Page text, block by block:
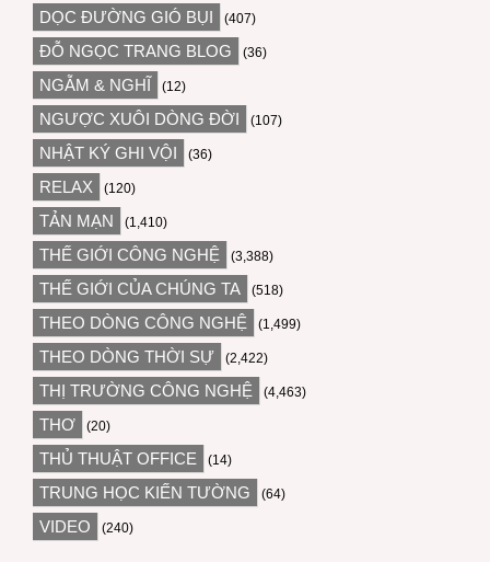
DỌC ĐƯỜNG GIÓ BỤI (407)
ĐỖ NGỌC TRANG BLOG (36)
NGẪM & NGHĨ (12)
NGƯỢC XUÔI DÒNG ĐỜI (107)
NHẬT KÝ GHI VỘI (36)
RELAX (120)
TẢN MẠN (1,410)
THẾ GIỚI CÔNG NGHỆ (3,388)
THẾ GIỚI CỦA CHÚNG TA (518)
THEO DÒNG CÔNG NGHỆ (1,499)
THEO DÒNG THỜI SỰ (2,422)
THỊ TRƯỜNG CÔNG NGHỆ (4,463)
THƠ (20)
THỦ THUẬT OFFICE (14)
TRUNG HỌC KIẾN TƯỜNG (64)
VIDEO (240)